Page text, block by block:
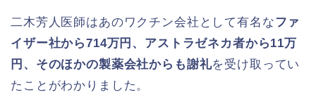
二木芳人医師はあのワクチン会社として有名なファ
イザー社から714万円、アストラゼネカ者から11万
円、そのほかの製薬会社からも謝礼を受け取ってい
たことがわかりました。